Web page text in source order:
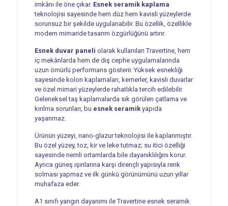
imkânı ile öne çıkar. Esnek seramik kaplama
teknolojisi sayesinde hem düz hem kavisli yüzeylerde
sorunsuz bir şekilde uygulanabilir. Bu özellik, özellikle
modern mimaride tasarım özgürlüğünü artırır.
Esnek duvar paneli olarak kullanılan Travertine, hem
iç mekânlarda hem de dış cephe uygulamalarında
uzun ömürlü performans gösterir. Yüksek esnekliği
sayesinde kolon kaplamaları, kemerler, kavisli duvarlar
ve özel mimari yüzeylerde rahatlıkla tercih edilebilir.
Geleneksel taş kaplamalarda sık görülen çatlama ve
kırılma sorunları, bu esnek seramikyapıda
yaşanmaz.
Ürünün yüzeyi, nano-glazur teknolojisi ile kaplanmıştır.
Bu özel yüzey, toz, kir ve leke tutmaz; su itici özelliği
sayesinde nemli ortamlarda bile dayanıklılığını korur.
Ayrıca güneş ışınlarına karşı dirençli yapısıyla renk
solması yapmaz ve ilk günkü görünümünü uzun yıllar
muhafaza eder.
A1 sınıfı yangın dayanımı ile Travertine esnek seramik